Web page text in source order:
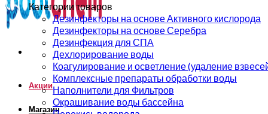
Акции
Магазин
Категории товаров
Дезинфекторы на основе Активного кислорода
Дезинфекторы на основе Серебра
Дезинфекция для СПА
Дехлорирование воды
Коагулирование и осветление (удаление
Комплексные препараты обработки воды
Наполнители для Фильтров
Окрашивание воды бассейна